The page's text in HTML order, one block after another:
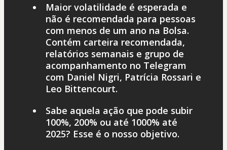
Maior volatilidade é esperada e
não é recomendada para pessoas
com menos de um ano na Bolsa.
Contém carteira recomendada,
relatórios semanais e grupo de
acompanhamento no Telegram
com Daniel Nigri, Patrícia Rossari e
Leo Bittencourt.
Sabe aquela ação que pode subir
100%, 200% ou até 1000% até
2025? Esse é o nosso objetivo.